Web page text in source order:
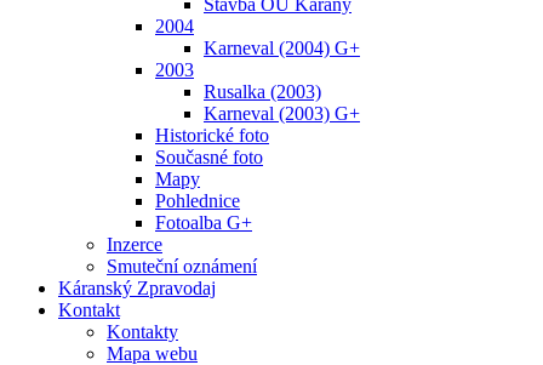
Stavba OÚ Káraný
2004
Karneval (2004) G+
2003
Rusalka (2003)
Karneval (2003) G+
Historické foto
Současné foto
Mapy
Pohlednice
Fotoalba G+
Inzerce
Smuteční oznámení
Káranský Zpravodaj
Kontakt
Kontakty
Mapa webu